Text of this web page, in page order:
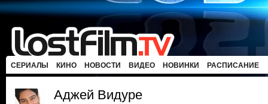
СЕРИАЛЫ КИНО НОВОСТИ ВИДЕО НОВИНКИ РАСПИСАНИЕ
Аджей Видуре